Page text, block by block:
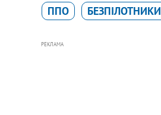
ППО БЕЗПІЛОТНИКИ
РЕКЛАМА